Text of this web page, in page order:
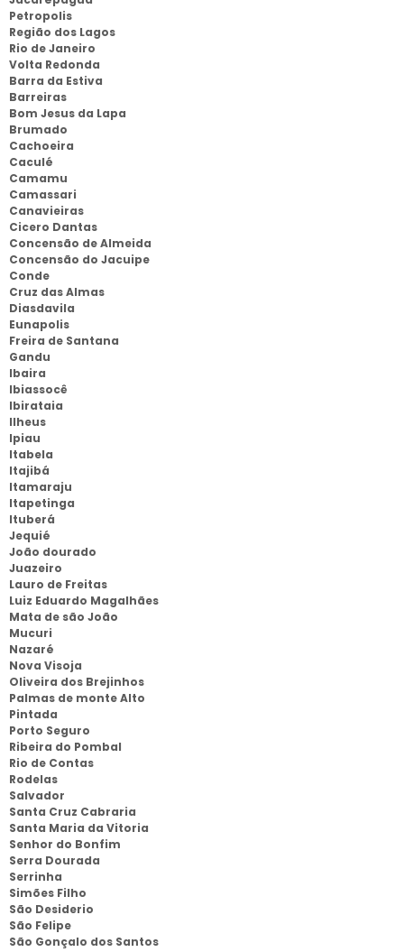
Petropolis
Região dos Lagos
Rio de Janeiro
Volta Redonda
Barra da Estiva
Barreiras
Bom Jesus da Lapa
Brumado
Cachoeira
Caculé
Camamu
Camassari
Canavieiras
Cicero Dantas
Concensão de Almeida
Concensão do Jacuipe
Conde
Cruz das Almas
Diasdavila
Eunapolis
Freira de Santana
Gandu
Ibaira
Ibiassocê
Ibirataia
Ilheus
Ipiau
Itabela
Itajibá
Itamaraju
Itapetinga
Ituberá
Jequié
João dourado
Juazeiro
Lauro de Freitas
Luiz Eduardo Magalhães
Mata de são João
Mucuri
Nazaré
Nova Visoja
Oliveira dos Brejinhos
Palmas de monte Alto
Pintada
Porto Seguro
Ribeira do Pombal
Rio de Contas
Rodelas
Salvador
Santa Cruz Cabraria
Santa Maria da Vitoria
Senhor do Bonfim
Serra Dourada
Serrinha
Simões Filho
São Desiderio
São Felipe
São Gonçalo dos Santos